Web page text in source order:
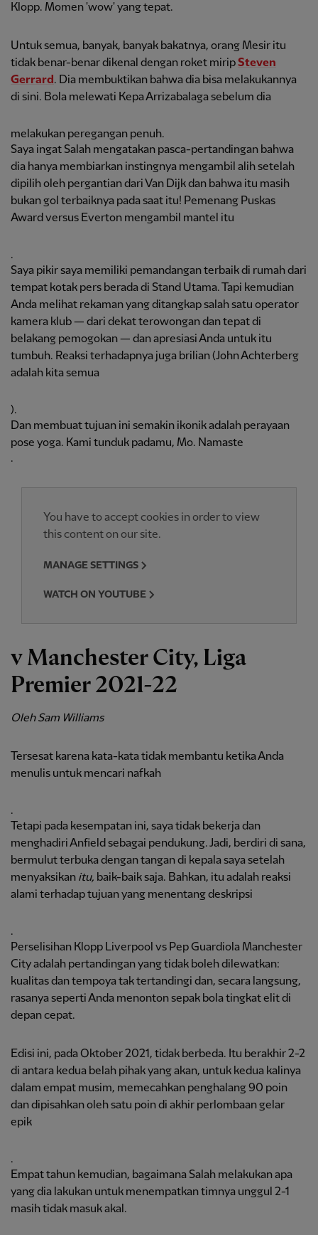
Klopp. Momen 'wow' yang tepat.
Untuk semua, banyak, banyak bakatnya, orang Mesir itu
tidak benar-benar dikenal dengan roket miripSteven
Gerrard . Dia membuktikan bahwa dia bisa melakukannya
di sini. Bola melewati Kepa Arrizabalaga sebelum dia
melakukan peregangan penuh.
Saya ingat Salah mengatakan pasca-pertandingan bahwa
dia hanya membiarkan instingnya mengambil alih setelah
dipilih oleh pergantian dari Van Dijk dan bahwa itu masih
bukan gol terbaiknya pada saat itu! Pemenang Puskas
Award versus Everton mengambil mantel itu
.
Saya pikir saya memiliki pemandangan terbaik di rumah dari
tempat kotak pers berada di Stand Utama. Tapi kemudian
Anda melihat rekaman yang ditangkap salah satu operator
kamera klub — dari dekat terowongan dan tepat di
belakang pemogokan — dan apresiasi Anda untuk itu
tumbuh. Reaksi terhadapnya juga brilian (John Achterberg
adalah kita semua
).
Dan membuat tujuan ini semakin ikonik adalah perayaan
pose yoga. Kami tunduk padamu, Mo. Namaste
.
You have to accept cookies in order to view
this content on our site.
MANAGE SETTINGS
WATCH ON YOUTUBE
v Manchester City, Liga
Premier 2021-22
Oleh Sam Williams
Tersesat karena kata-kata tidak membantu ketika Anda
menulis untuk mencari nafkah
.
Tetapi pada kesempatan ini, saya tidak bekerja dan
menghadiri Anfield sebagai pendukung. Jadi, berdiri di sana,
bermulut terbuka dengan tangan di kepala saya setelah
menyaksikan itu, baik-baik saja. Bahkan, itu adalah reaksi
alami terhadap tujuan yang menentang deskripsi
.
Perselisihan Klopp Liverpool vs Pep Guardiola Manchester
City adalah pertandingan yang tidak boleh dilewatkan:
kualitas dan tempoya tak tertandingi dan, secara langsung,
rasanya seperti Anda menonton sepak bola tingkat elit di
depan cepat.
Edisi ini, pada Oktober 2021, tidak berbeda. Itu berakhir 2-2
di antara kedua belah pihak yang akan, untuk kedua kalinya
dalam empat musim, memecahkan penghalang 90 poin
dan dipisahkan oleh satu poin di akhir perlombaan gelar
epik
.
Empat tahun kemudian, bagaimana Salah melakukan apa
yang dia lakukan untuk menempatkan timnya unggul 2-1
masih tidak masuk akal.